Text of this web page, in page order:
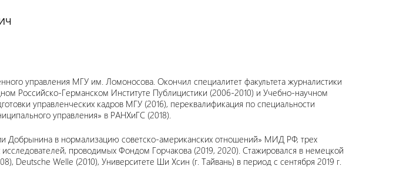
управления МГУ им. Ломоносова. Окончил специалитет факультета журналистики
Российско-Германском Институте Публицистики (2006-2010) и Учебно-научном
управленческих кадров МГУ (2016), переквалификация по специальности
управления» в РАНХиГС (2018).
Добрынина в нормализацию советско-американских отношений» МИД РФ, трех
проводимых Фондом Горчакова (2019, 2020). Стажировался в немецкой
Deutsche Welle (2010), Университете Ши Хсин (г. Тайвань) в период с сентября 2019 г.